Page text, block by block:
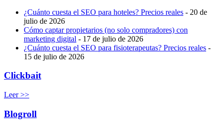
¿Cuánto cuesta el SEO para hoteles? Precios reales - 20 de
julio de 2026
Cómo captar propietarios (no solo compradores) con
marketing digital - 17 de julio de 2026
¿Cuánto cuesta el SEO para fisioterapeutas? Precios reales -
15 de julio de 2026
Clickbait
Leer >>
Blogroll